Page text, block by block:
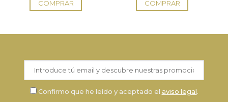
COMPRAR COMPRAR
Confirmo que he leído y aceptado el aviso legal.